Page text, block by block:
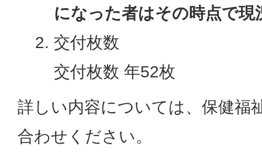
になった者はその時点で現
交付枚数
交付枚数 年52枚
詳しい内容については、保健福
合わせください。